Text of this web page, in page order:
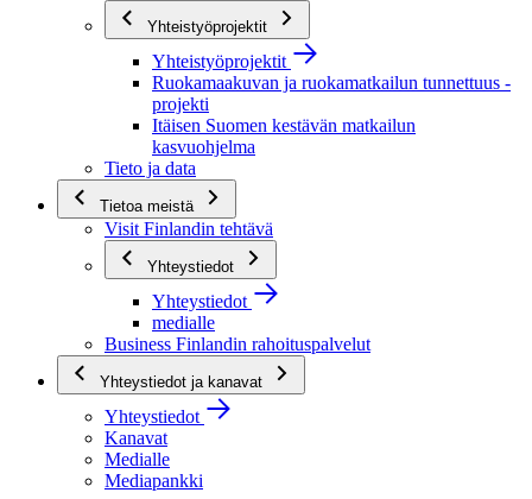
Yhteistyöprojektit
Yhteistyöprojektit
Ruokamaakuvan ja ruokamatkailun tunnettuus -
projekti
Itäisen Suomen kestävän matkailun
kasvuohjelma
Tieto ja data
Tietoa meistä
Visit Finlandin tehtävä
Yhteystiedot
Yhteystiedot
medialle
Business Finlandin rahoituspalvelut
Yhteystiedot ja kanavat
Yhteystiedot
Kanavat
Medialle
Mediapankki